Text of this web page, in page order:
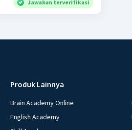
Jawaban terverifikasi
Produk Lainnya
Brain Academy Online
English Academy